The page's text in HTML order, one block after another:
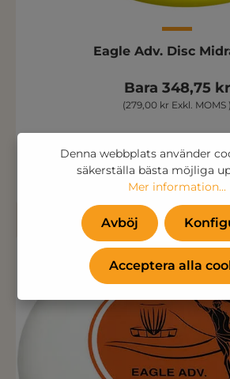
Eagle Adv. Disc
Bara 348,75 kr
(279,00 kr Exkl. MOMS )
Lägg till i
Denna webbplats använder
säkerställa bästa möjliga
Mer information...
Avböj
Acceptera alla